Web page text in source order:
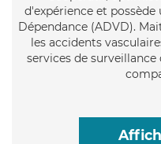
d'expérience et
Dépendance (ADVD).
les accidents
services de